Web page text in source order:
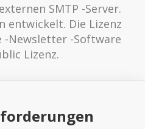
SMTP -Server.
entwickelt. Die Lizenz
-Newsletter -Software
Lizenz.